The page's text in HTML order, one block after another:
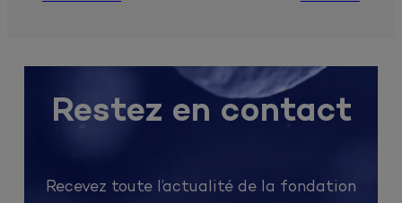
Restez en contact
Recevez toute l’actualité de la fondation